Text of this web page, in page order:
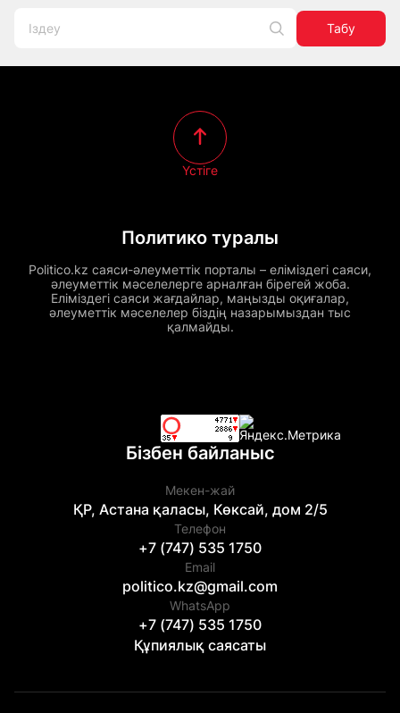
Табу
Политико туралы
Politico.kz саяси-әлеуметтік порталы – еліміздегі саяси,
әлеуметтік мәселелерге арналған бірегей жоба.
Еліміздегі саяси жағдайлар, маңызды оқиғалар,
әлеуметтік мәселелер біздің назарымыздан тыс
қалмайды.
Үстіге
Бізбен байланыс
Мекен-жай
ҚР, Астана қаласы, Көксай, дом 2/5
Телефон
+7 (747) 535 1750
Email
politico.kz@gmail.com
WhatsApp
+7 (747) 535 1750
Құпиялық саясаты